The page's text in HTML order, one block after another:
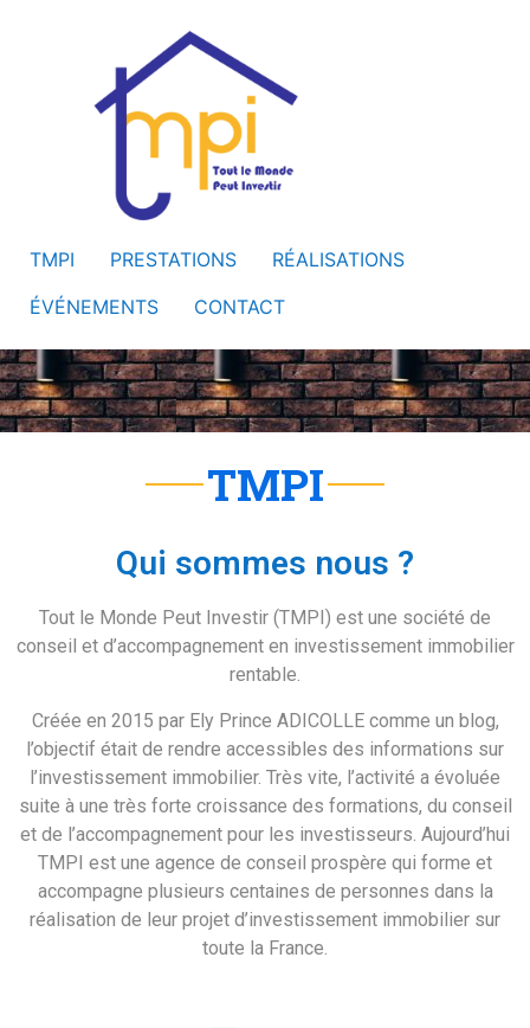
TMPI PRESTATIONS
RÉALISATIONS
ÉVÉNEMENTS
CONTACT
TMPI
Qui sommes nous ?
Tout le Monde Peut Investir (TMPI) est une société de
conseil et d’accompagnement en investissement immobilier
rentable.
Créée en 2015 par Ely Prince ADICOLLE comme un blog,
l’objectif était de rendre accessibles des informations sur
l’investissement immobilier. Très vite, l’activité a évoluée
suite à une très forte croissance des formations, du conseil
et de l’accompagnement pour les investisseurs. Aujourd’hui
TMPI est une agence de conseil prospère qui forme et
accompagne plusieurs centaines de personnes dans la
réalisation de leur projet d’investissement immobilier sur
toute la France.